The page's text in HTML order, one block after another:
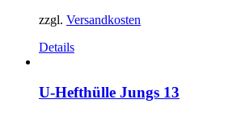
zzgl. Versandkosten
Details
U-Hefthülle Jungs 13